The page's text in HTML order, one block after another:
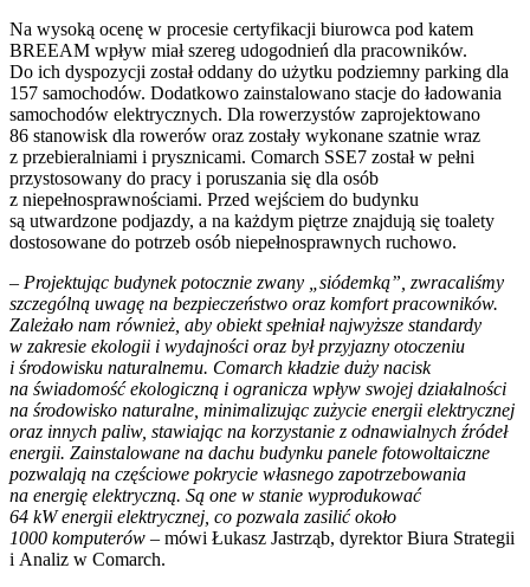
Na wysoką ocenę w procesie certyfikacji biurowca pod katem
BREEAM wpływ miał szereg udogodnień dla pracowników.
Do ich dyspozycji został oddany do użytku podziemny parking dla
157 samochodów. Dodatkowo zainstalowano stacje do ładowania
samochodów elektrycznych. Dla rowerzystów zaprojektowano
86 stanowisk dla rowerów oraz zostały wykonane szatnie wraz
z przebieralniami i prysznicami. Comarch SSE7 został w pełni
przystosowany do pracy i poruszania się dla osób
z niepełnosprawnościami. Przed wejściem do budynku
są utwardzone podjazdy, a na każdym piętrze znajdują się toalety
dostosowane do potrzeb osób niepełnosprawnych ruchowo.
– Projektując budynek potocznie zwany „siódemką”, zwracaliśmy
szczególną uwagę na bezpieczeństwo oraz komfort pracowników.
Zależało nam również, aby obiekt spełniał najwyższe standardy
w zakresie ekologii i wydajności oraz był przyjazny otoczeniu
i środowisku naturalnemu. Comarch kładzie duży nacisk
na świadomość ekologiczną i ogranicza wpływ swojej działalności
na środowisko naturalne, minimalizując zużycie energii elektrycznej
oraz innych paliw, stawiając na korzystanie z odnawialnych źródeł
energii. Zainstalowane na dachu budynku panele fotowoltaiczne
pozwalają na częściowe pokrycie własnego zapotrzebowania
na energię elektryczną. Są one w stanie wyprodukować
64 kW energii elektrycznej, co pozwala zasilić około
1000 komputerów – mówi Łukasz Jastrząb, dyrektor Biura Strategii
i Analiz w Comarch.